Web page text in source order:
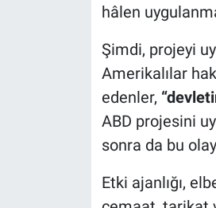
hâlen
Şimdi, projeyi
Amerikalılar
edenler,
ABD projesini
sonra da bu
Etki ajanlığı,